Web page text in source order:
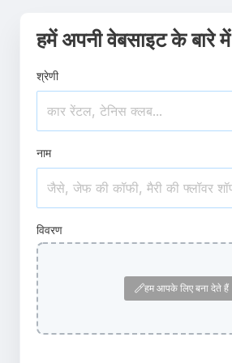
हमें अपनी वेबसाइट के बारे
श्रेणी
नाम
विवरण
हम आपके लिए बना देते हैं